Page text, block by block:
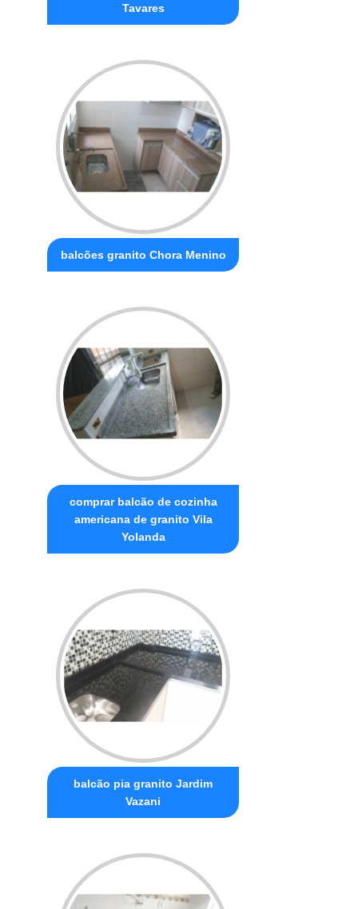
Tavares
balcões granito Chora Menino
comprar balcão de cozinha
americana de granito Vila
Yolanda
balcão pia granito Jardim
Vazani